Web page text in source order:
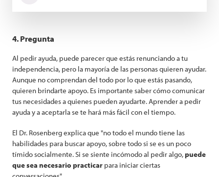
4. Pregunta
Al pedir ayuda, puede parecer que estás renunciando a tu
independencia, pero la mayoría de las personas quieren ayudar.
Aunque no comprendan del todo por lo que estás pasando,
quieren brindarte apoyo. Es importante saber cómo comunicar
tus necesidades a quienes pueden ayudarte. Aprender a pedir
ayuda y a aceptarla se te hará más fácil con el tiempo.
El Dr. Rosenberg explica que "no todo el mundo tiene las
habilidades para buscar apoyo, sobre todo si se es un poco
tímido socialmente. Si se siente incómodo al pedir algo,puede
que sea necesario practicar para iniciar ciertas